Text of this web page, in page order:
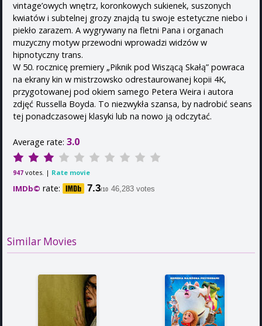
vintage’owych wnętrz, koronkowych sukienek, suszonych
kwiatów i subtelnej grozy znajdą tu swoje estetyczne niebo i
piekło zarazem. A wygrywany na fletni Pana i organach
muzyczny motyw przewodni wprowadzi widzów w
hipnotyczny trans.
W 50. rocznicę premiery „Piknik pod Wiszącą Skałą” powraca
na ekrany kin w mistrzowsko odrestaurowanej kopii 4K,
przygotowanej pod okiem samego Petera Weira i autora
zdjęć Russella Boyda. To niezwykła szansa, by nadrobić seans
tej ponadczasowej klasyki lub na nowo ją odczytać.
Average rate: 3.0
947 votes. | Rate movie
IMDb© rate: 7.3/10 46,283 votes
Similar Movies